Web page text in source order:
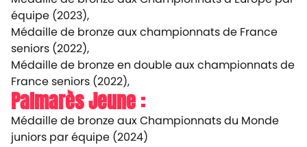
équipe (2023),
Médaille de bronze aux championnats de France
seniors (2022),
Médaille de bronze en double aux championnats de
France seniors (2022),
Palmarès Jeune :
Médaille de bronze aux Championnats du Monde
juniors par équipe (2024)